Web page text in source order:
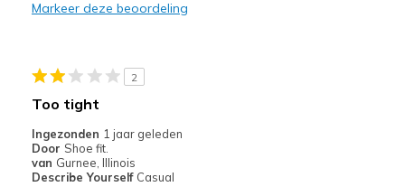
View On Shoes
Shoes are for Wearing
Markeer deze beoordeling
2
Too tight
Ingezonden 1 jaar geleden
Door Shoe fit.
van Gurnee, Illinois
Describe Yourself Casual